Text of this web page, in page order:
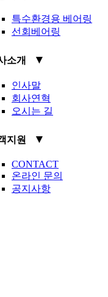
특수환경용 베어링
선회베어링
소개
▼
인사말
회사연혁
오시는 길
지원
▼
CONTACT
온라인 문의
공지사항